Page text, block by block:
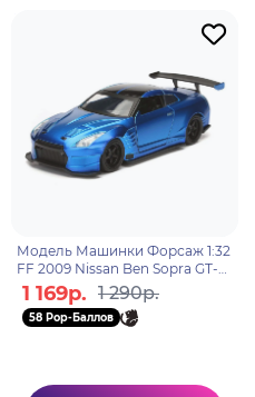
Модель Машинки Форсаж 1:32
FF 2009 Nissan Ben Sopra GT-R
R35 98270
1 169р. 1 290р.
58 Pop-Баллов